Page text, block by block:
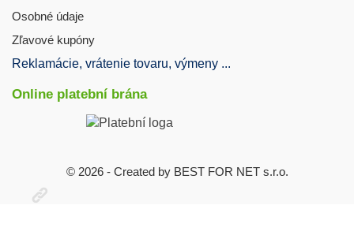
Osobné údaje
Zľavové kupóny
Reklamácie, vrátenie tovaru, výmeny ...
Otevřit
Online platební brána
© 2026 - Created by BEST FOR NET s.r.o.